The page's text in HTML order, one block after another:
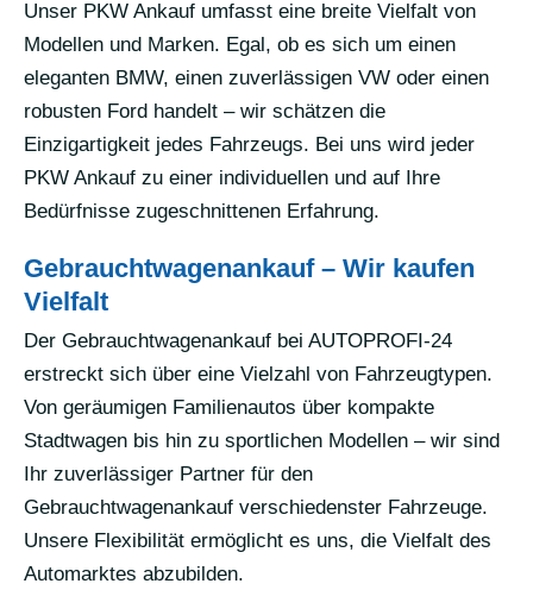
Unser PKW Ankauf umfasst eine breite Vielfalt von
Modellen und Marken. Egal, ob es sich um einen
eleganten BMW, einen zuverlässigen VW oder einen
robusten Ford handelt – wir schätzen die
Einzigartigkeit jedes Fahrzeugs. Bei uns wird jeder
PKW Ankauf zu einer individuellen und auf Ihre
Bedürfnisse zugeschnittenen Erfahrung.
Gebrauchtwagenankauf – Wir kaufen
Vielfalt
Der Gebrauchtwagenankauf bei AUTOPROFI-24
erstreckt sich über eine Vielzahl von Fahrzeugtypen.
Von geräumigen Familienautos über kompakte
Stadtwagen bis hin zu sportlichen Modellen – wir sind
Ihr zuverlässiger Partner für den
Gebrauchtwagenankauf verschiedenster Fahrzeuge.
Unsere Flexibilität ermöglicht es uns, die Vielfalt des
Automarktes abzubilden.